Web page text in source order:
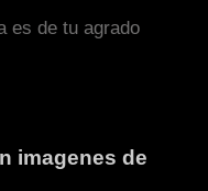
es de tu agrado
imagenes de